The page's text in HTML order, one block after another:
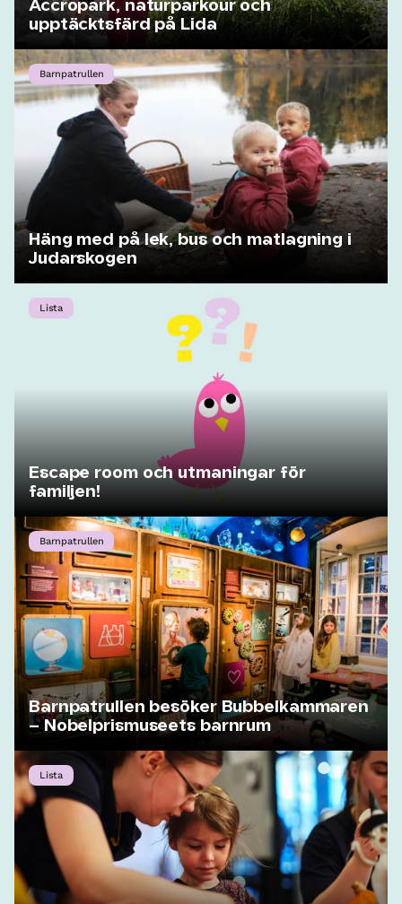
Accropark, naturparkour och
upptäcktsfärd på Lida
Barnpatrullen
Häng med på lek, bus och matlagning i
Judarskogen
Lista
Escape room och utmaningar för
familjen!
Barnpatrullen
Barnpatrullen besöker Bubbelkammaren
– Nobelprismuseets barnrum
Lista